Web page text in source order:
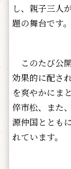
し、親子三人
題の舞台です。
このたび公
効果的に配さ
を爽やかにま
倅市松、また
源仲国ととも
れています。